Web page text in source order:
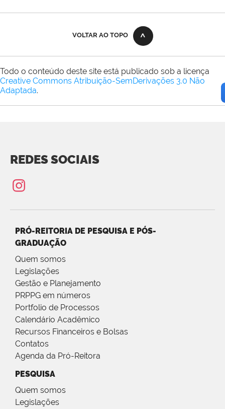
VOLTAR AO TOPO
Todo o conteúdo deste site está publicado sob a licença
Creative Commons Atribuição-SemDerivações 3.0 Não
Adaptada.
REDES SOCIAIS
PRÓ-REITORIA DE PESQUISA E PÓS-
GRADUAÇÃO
Quem somos
Legislações
Gestão e Planejamento
PRPPG em números
Portfolio de Processos
Calendário Acadêmico
Recursos Financeiros e Bolsas
Contatos
Agenda da Pró-Reitora
PESQUISA
Quem somos
Legislações